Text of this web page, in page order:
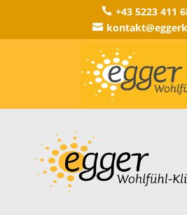
 +43 5223 411
